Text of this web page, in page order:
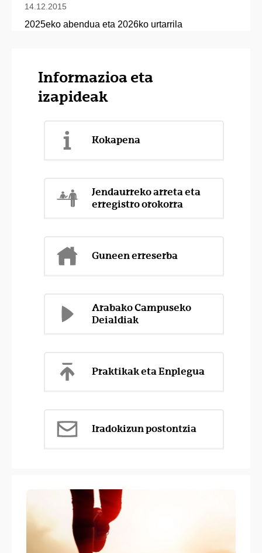
14.12.2015
2025eko abendua eta 2026ko urtarrila
Informazioa eta
izapideak
Kokapena
Jendaurreko arreta eta
erregistro orokorra
Guneen erreserba
Arabako Campuseko
Deialdiak
Praktikak eta Enplegua
Iradokizun postontzia